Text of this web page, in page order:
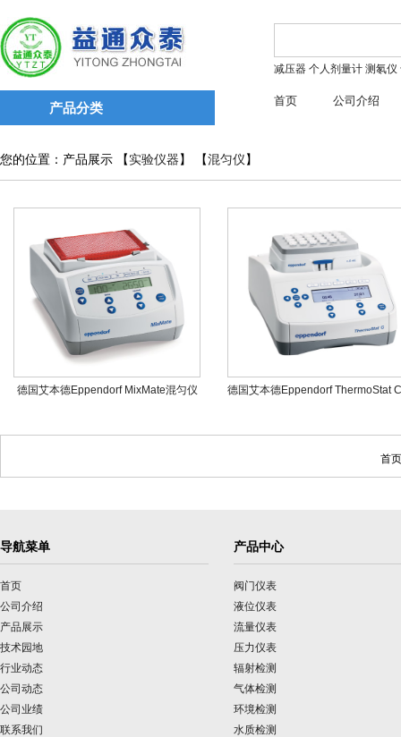
产品分类
减压器 个人剂量计 测氡仪
首页 公司介绍
您的位置：产品展示 【 实验仪器 】 【混匀仪 】
德国艾本德Eppendorf MixMate混匀仪
首
导航菜单
首页
公司介绍
产品展示
技术园地
行业动态
公司动态
公司业绩
联系我们
产品中心
阀门仪表
液位仪表
流量仪表
压力仪表
辐射检测
气体检测
环境检测
水质检测